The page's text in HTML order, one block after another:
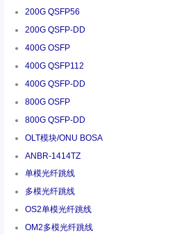
200G QSFP56
200G QSFP-DD
400G OSFP
400G QSFP112
400G QSFP-DD
800G OSFP
800G QSFP-DD
OLT模块/ONU BOSA
ANBR-1414TZ
单模光纤跳线
多模光纤跳线
OS2单模光纤跳线
OM2多模光纤跳线